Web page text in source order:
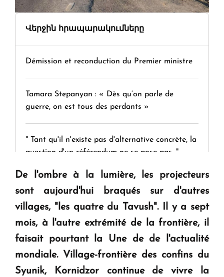
Վերջին հրապարակումները
Démission et reconduction du Premier ministre
Tamara Stepanyan : « Dès qu’on parle de
guerre, on est tous des perdants »
" Tant qu'il n'existe pas d'alternative concrète, la
question d'un référendum ne se pose pas. "
KASA : 30 ans d'audace, de résilience et d'avenir
en Arménie
ouvrira ses portes à Dilijan
De l'ombre à la lumière, les projecteurs
sont aujourd'hui braqués sur d'autres
villages, "les quatre du Tavush". Il y a sept
mois, à l'autre extrémité de la frontière, il
faisait pourtant la Une de de l'actualité
mondiale. Village-frontière des confins du
Syunik, Kornidzor continue de vivre la